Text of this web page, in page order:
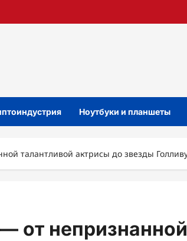
Ноутбуки и планшеты
талантливой актрисы до звезды
от непризнанной